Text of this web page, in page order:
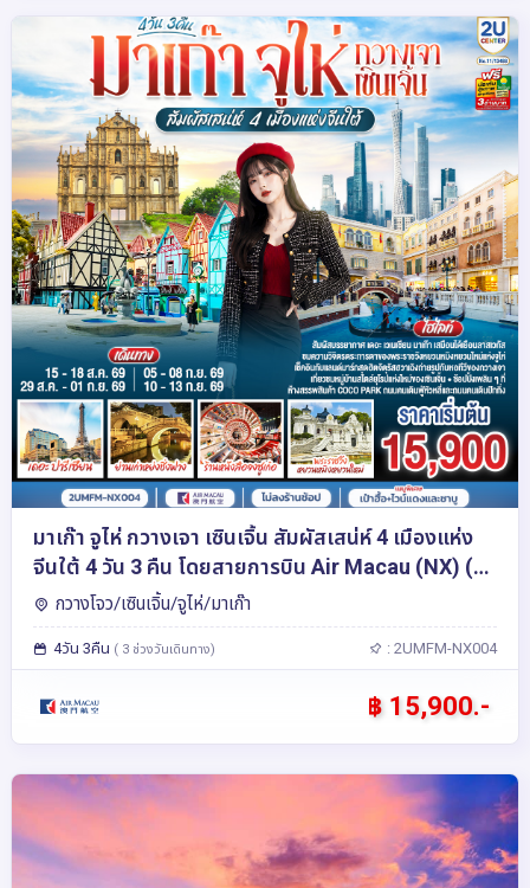
มาเก๊า จูไห่ กวางเจา เซินเจิ้น สัมผัสเสน่ห์ 4 เมืองแห่ง
จีนใต้ 4 วัน 3 คืน โดยสายการบิน Air Macau (NX) (ไม่
ลงร้าน)
กวางโจว/เซินเจิ้น/จูไห่/มาเก๊า
4วัน 3คืน ( 3 ช่วงวันเดินทาง) : 2UMFM-NX004
฿ 15,900.-